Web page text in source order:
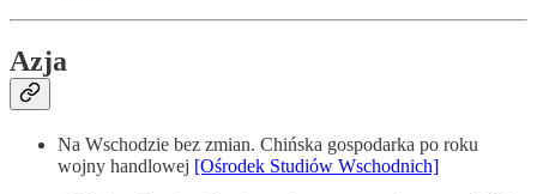
Azja
Na Wschodzie bez zmian. Chińska gospodarka po roku
wojny handlowej [Ośrodek Studiów Wschodnich]